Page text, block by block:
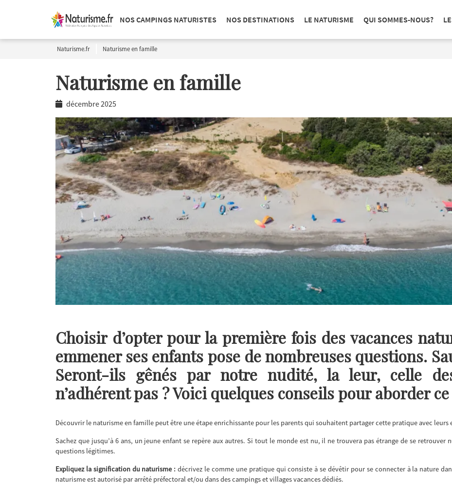
NOS CAMPINGS NATURISTES NOS DESTINATIONS LE NATURISME QUI SOMMES-NOUS?
Naturisme.fr Naturisme en famille
Naturisme en famille
décembre 2025
Choisir d’opter pour la première fois des vacances
emmener ses enfants pose de nombreuses questions.
Seront-ils gênés par notre nudité, la leur, celle
n’adhérent pas ? Voici quelques conseils pour aborder
Découvrir le naturisme en famille peut être une étape enrichissante pour les parents qui souhaitent partager cette pratique avec leurs
Sachez que jusqu’à 6 ans, un jeune enfant se repère aux autres. Si tout le monde est nu, il ne trouvera pas étrange de se retrouver
questions légitimes.
Expliquez la signification du naturisme : décrivez le comme une pratique qui consiste à se dévêtir pour se connecter à la nature
naturisme est autorisé par arrêté préfectoral et/ou dans des campings et villages vacances dédiés.